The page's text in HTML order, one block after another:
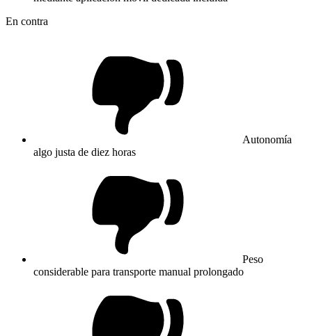
En contra
Autonomía
algo justa de diez horas
Peso
considerable para transporte manual prolongado